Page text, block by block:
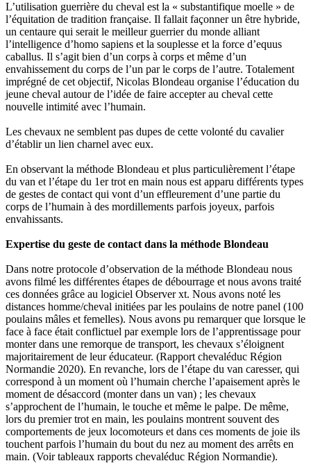
L’utilisation guerrière du cheval est la « substantifique moelle » de
l’équitation de tradition française. Il fallait façonner un être hybride,
un centaure qui serait le meilleur guerrier du monde alliant
l’intelligence d’homo sapiens et la souplesse et la force d’equus
caballus. Il s’agit bien d’un corps à corps et même d’un
envahissement du corps de l’un par le corps de l’autre. Totalement
imprégné de cet objectif, Nicolas Blondeau organise l’éducation du
jeune cheval autour de l’idée de faire accepter au cheval cette
nouvelle intimité avec l’humain.
Les chevaux ne semblent pas dupes de cette volonté du cavalier
d’établir un lien charnel avec eux.
En observant la méthode Blondeau et plus particulièrement l’étape
du van et l’étape du 1er trot en main nous est apparu différents types
de gestes de contact qui vont d’un effleurement d’une partie du
corps de l’humain à des mordillements parfois joyeux, parfois
envahissants.
Expertise du geste de contact dans la méthode Blondeau
Dans notre protocole d’observation de la méthode Blondeau nous
avons filmé les différentes étapes de débourrage et nous avons traité
ces données grâce au logiciel Observer xt. Nous avons noté les
distances homme/cheval initiées par les poulains de notre panel (100
poulains mâles et femelles). Nous avons pu remarquer que lorsque le
face à face était conflictuel par exemple lors de l’apprentissage pour
monter dans une remorque de transport, les chevaux s’éloignent
majoritairement de leur éducateur. (Rapport chevaléduc Région
Normandie 2020). En revanche, lors de l’étape du van caresser, qui
correspond à un moment où l’humain cherche l’apaisement après le
moment de désaccord (monter dans un van) ; les chevaux
s’approchent de l’humain, le touche et même le palpe. De même,
lors du premier trot en main, les poulains montrent souvent des
comportements de jeux locomoteurs et dans ces moments de joie ils
touchent parfois l’humain du bout du nez au moment des arrêts en
main. (Voir tableaux rapports chevaléduc Région Normandie).